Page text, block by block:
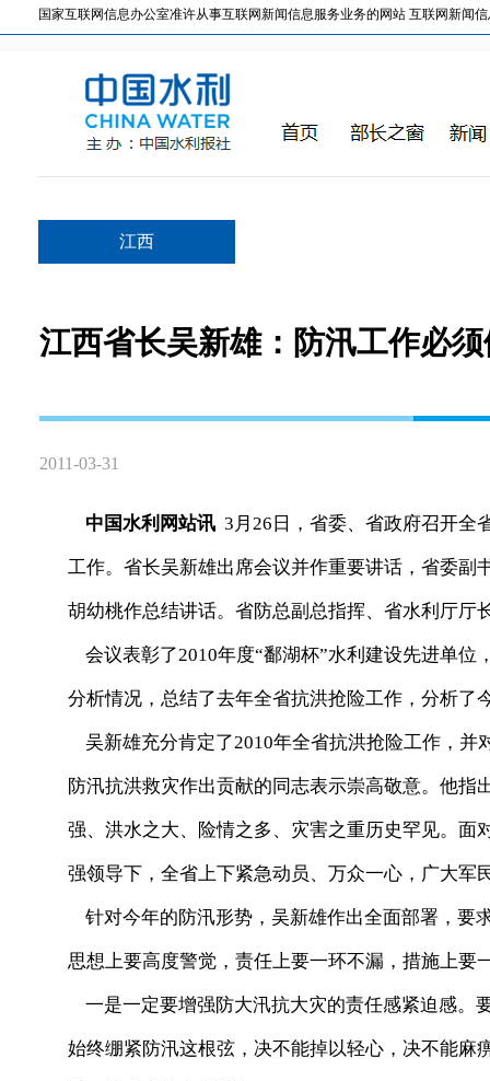
国家互联网信息办公室准许从事互联网新闻信息服务业务的网站 互联网新闻信
江西
江西省长吴新雄：防汛工作必
2011-03-31
中国水利网站讯 3月26日，省委、省政府召开全
工作。省长吴新雄出席会议并作重要讲话，省委
胡幼桃作总结讲话。省防总副总指挥、省水利厅厅
会议表彰了2010年度“鄱湖杯”水利建设先进单位
分析情况，总结了去年全省抗洪抢险工作，分析
吴新雄充分肯定了2010年全省抗洪抢险工作，并
防汛抗洪救灾作出贡献的同志表示崇高敬意。他
强、洪水之大、险情之多、灾害之重历史罕见。
强领导下，全省上下紧急动员、万众一心，广大
针对今年的防汛形势，吴新雄作出全面部署，要
思想上要高度警觉，责任上要一环不漏，措施上要
一是一定要增强防大汛抗大灾的责任感紧迫感。
始终绷紧防汛这根弦，决不能掉以轻心，决不能